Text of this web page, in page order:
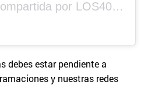
Una publicación compartida por LOS40 Panamá (@los40panama)
debes estar pendiente a
y nuestras redes